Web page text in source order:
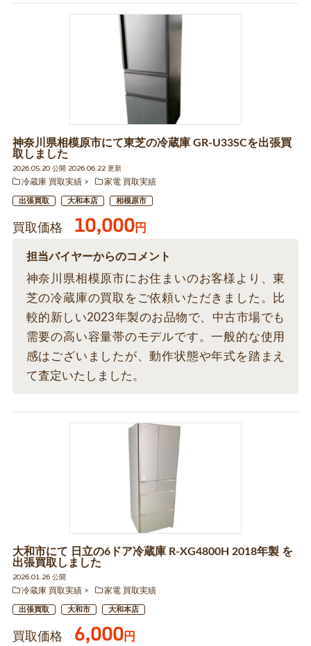
神奈川県相模原市にて東芝の冷蔵庫 GR-U33SCを出張買
取しました
2026.05.20 公開 2026.06.22 更新
冷蔵庫 買取実績
家電 買取実績
出張買取 大和本店 相模原市
買取価格 10,000円
担当バイヤーからのコメント
神奈川県相模原市にお住まいのお客様より、東
芝の冷蔵庫の買取をご依頼いただきました。比
較的新しい2023年製のお品物で、中古市場でも
需要の高い容量帯のモデルです。一般的な使用
感はございましたが、動作状態や年式を踏まえ
て査定いたしました。
大和市にて 日立の6ドア冷蔵庫 R-XG4800H 2018年製 を
出張買取しました
2026.01.26 公開
冷蔵庫 買取実績
家電 買取実績
出張買取 大和市 大和本店
買取価格 6,000円